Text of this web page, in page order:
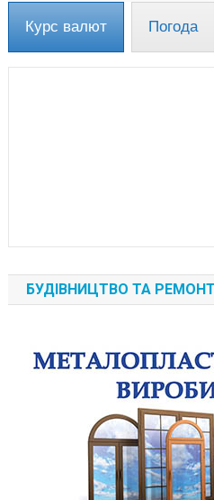
Курс валют Погода
БУДІВНИЦТВО ТА РЕМОНТ